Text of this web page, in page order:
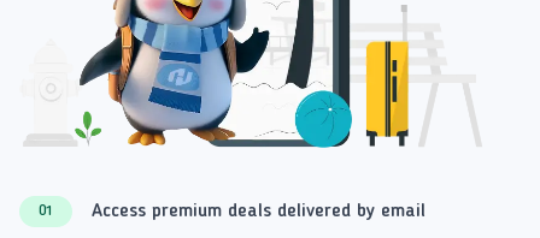
01 Access premium deals delivered by email